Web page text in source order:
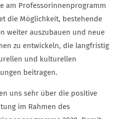
am Professorinnenprogramm
die Möglichkeit, bestehende
weiter auszubauen und neue
zu entwickeln, die langfristig
und kulturellen
beitragen.
uns sehr über die positive
im Rahmen des